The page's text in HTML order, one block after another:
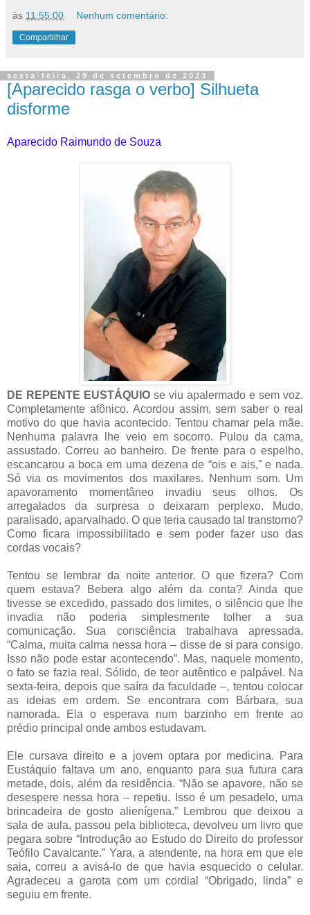
às 11:55:00 Nenhum comentário:
Compartilhar
sexta-feira, 29 de setembro de 2023
[Aparecido rasga o verbo] Silhueta
disforme
Aparecido Raimundo de Souza
DE REPENTE EUSTÁQUIO se viu apalermado e sem voz.
Completamente afônico. Acordou assim, sem saber o real
motivo do que havia acontecido. Tentou chamar pela mãe.
Nenhuma palavra lhe veio em socorro. Pulou da cama,
assustado. Correu ao banheiro. De frente para o espelho,
escancarou a boca em uma dezena de “ois e ais,” e nada.
Só via os movimentos dos maxilares. Nenhum som. Um
apavoramento momentâneo invadiu seus olhos. Os
arregalados da surpresa o deixaram perplexo. Mudo,
paralisado, aparvalhado. O que teria causado tal transtorno?
Como ficara impossibilitado e sem poder fazer uso das
cordas vocais?
Tentou se lembrar da noite anterior. O que fizera? Com
quem estava? Bebera algo além da conta? Ainda que
tivesse se excedido, passado dos limites, o silêncio que lhe
invadia não poderia simplesmente tolher a sua
comunicação. Sua consciência trabalhava apressada.
“Calma, muita calma nessa hora – disse de si para consigo.
Isso não pode estar acontecendo”. Mas, naquele momento,
o fato se fazia real. Sólido, de teor autêntico e palpável. Na
sexta-feira, depois que saíra da faculdade –, tentou colocar
as ideias em ordem. Se encontrara com Bárbara, sua
namorada. Ela o esperava num barzinho em frente ao
prédio principal onde ambos estudavam.
Ele cursava direito e a jovem optara por medicina. Para
Eustáquio faltava um ano, enquanto para sua futura cara
metade, dois, além da residência. “Não se apavore, não se
desespere nessa hora – repetiu. Isso é um pesadelo, uma
brincadeira de gosto alienígena.” Lembrou que deixou a
sala de aula, passou pela biblioteca, devolveu um livro que
pegara sobre “Introdução ao Estudo do Direito do professor
Teófilo Cavalcante.” Yara, a atendente, na hora em que ele
saia, correu a avisá-lo de que havia esquecido o celular.
Agradeceu a garota com um cordial “Obrigado, linda” e
seguiu em frente.